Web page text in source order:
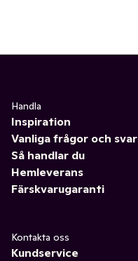
Handla
Inspiration
Vanliga frågor och svar
Så handlar du
Hemleverans
Färskvarugaranti
Kontakta oss
Kundservice